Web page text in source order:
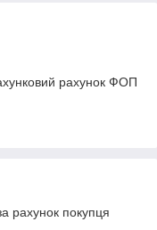
рахунок ФОП
рахунок покупця